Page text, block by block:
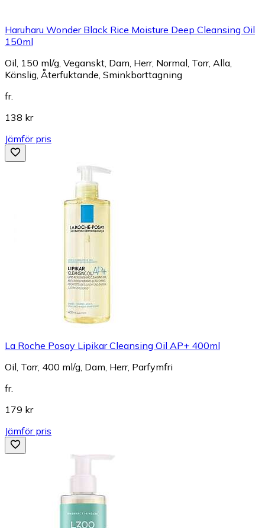
Haruharu Wonder Black Rice Moisture Deep Cleansing Oil
150ml
Oil, 150 ml/g, Veganskt, Dam, Herr, Normal, Torr, Alla,
Känslig, Återfuktande, Sminkborttagning
fr.
138 kr
Jämför pris
La Roche Posay Lipikar Cleansing Oil AP+ 400ml
Oil, Torr, 400 ml/g, Dam, Herr, Parfymfri
fr.
179 kr
Jämför pris